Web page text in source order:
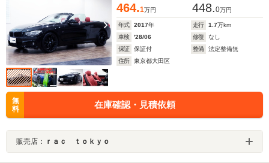
464.1万円 448.0万円
年式 2017年 走行 1.7万km
車検
'28/06 修復
なし
保証
保証付 整備
法定整備無
住所
東京都大田区
無
料
在庫確認・見積依頼
販売店： ｒａｃ ｔｏｋｙｏ